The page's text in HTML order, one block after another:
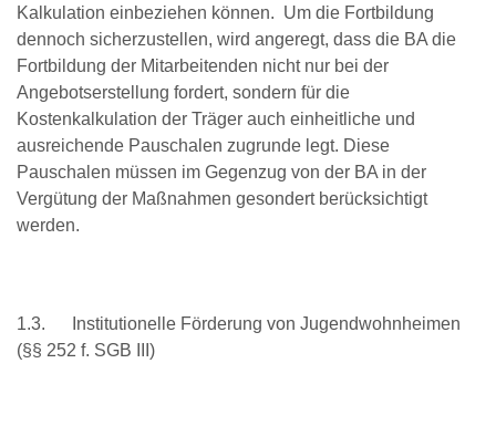
Kalkulation einbeziehen können. Um die Fortbildung
dennoch sicherzustellen, wird angeregt, dass die BA die
Fortbildung der Mitarbeitenden nicht nur bei der
Angebotserstellung fordert, sondern für die
Kostenkalkulation der Träger auch einheitliche und
ausreichende Pauschalen zugrunde legt. Diese
Pauschalen müssen im Gegenzug von der BA in der
Vergütung der Maßnahmen gesondert berücksichtigt
werden.
1.3. Institutionelle Förderung von Jugendwohnheimen
(§§ 252 f. SGB III)